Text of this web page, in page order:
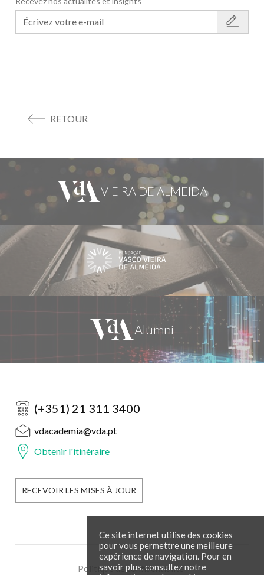
RETOUR
(+351) 21 311 3400
vdacademia@vda.pt
Obtenir l'itinéraire
RECEVOIR LES MISES À JOUR
Politique de confidentialité
Ce site internet utilise des cookies
pour vous permettre une meilleure
expérience de navigation. Pour en
savoir plus, consultez notre